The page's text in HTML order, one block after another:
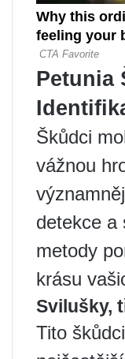
Petunia
Škůdci
vážnou
detekce a
metody
krásu
Svilušky,
Tito